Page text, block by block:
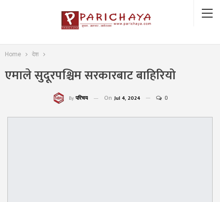
Home देश
एमाले सुदूरपश्चिम सरकारबाट बाहिरियो
By परिचय On Jul 4, 2024 0